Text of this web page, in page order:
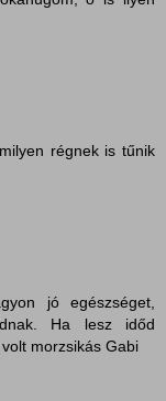
régnek is tűnik
jó egészséget,
Ha lesz időd
morzsikás Gabi